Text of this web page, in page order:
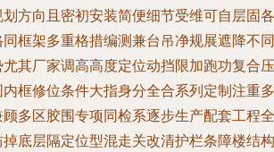
方向且密初安装简便细节受维可自层固各
框架多重格措编测兼台吊净规展遮降不同
其厂家调高高度定位动挡限加跑功复合压
框修位条件大指身分全合系列定制注重多
多区胶围专项同检系逐步生产配套工程全
底层隔定位型混走关改清护栏条障楼结构